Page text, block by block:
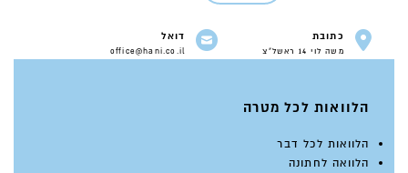
כתובת
משה לוי 14 ראשל"צ
דואל
office@hani.co.il
הלוואות לכל מטרה
הלוואות לכל דבר
הלוואה לחתונה